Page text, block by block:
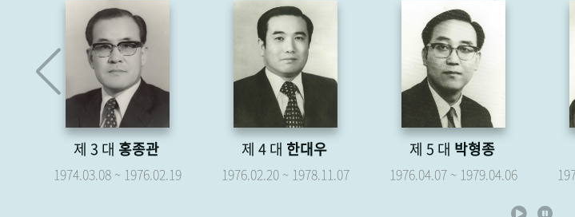
제 4 대한대우
1976.02.20 ~ 1978.11.07
제 5 대박형종
1976.04.07 ~ 1979.04.06
제 6 대김택일
1978.12.19 ~ 1981.06.30